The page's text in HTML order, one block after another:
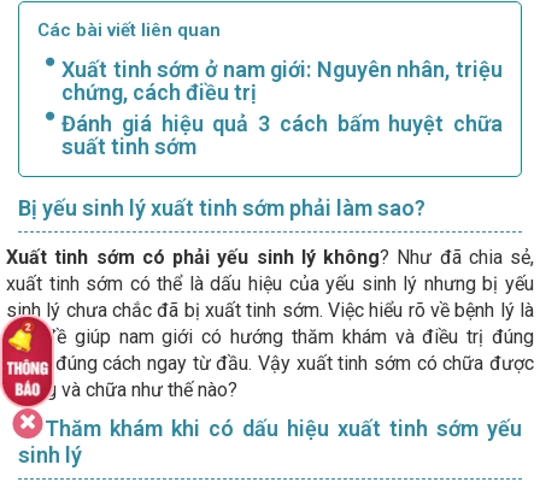
Các bài viết liên quan
Xuất tinh sớm ở nam giới: Nguyên nhân, triệu
chứng, cách điều trị
Đánh giá hiệu quả 3 cách bấm huyệt chữa
suất tinh sớm
Bị yếu sinh lý xuất tinh sớm phải làm sao?
Xuất tinh sớm có phải yếu sinh lý không? Như đã chia sẻ,
xuất tinh sớm có thể là dấu hiệu của yếu sinh lý nhưng bị yếu
sinh lý chưa chắc đã bị xuất tinh sớm. Việc hiểu rõ về bệnh lý là
tiền đề giúp nam giới có hướng thăm khám và điều trị đúng
bệnh, đúng cách ngay từ đầu. Vậy xuất tinh sớm có chữa được
không và chữa như thế nào?
1. Thăm khám khi có dấu hiệu xuất tinh sớm yếu
sinh lý